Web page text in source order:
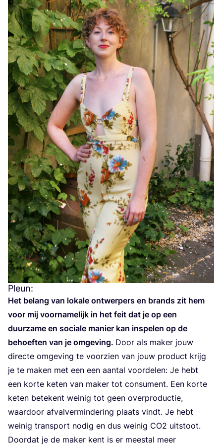
Pleun:
Het belang van loka­le ont­wer­pers en brands zit hem
voor mij voor­na­me­lijk in het feit dat je op een
duur­za­me en soci­a­le manier kan inspe­len op de
behoef­ten van je omge­ving. Door als maker jouw
direc­te omge­ving te voor­zien van jouw pro­duct krijg
je te maken met een een aan­tal voor­de­len: Je hebt
een kor­te keten van maker tot con­su­ment. Een kor­te
keten bete­kent wei­nig tot geen over­pro­duc­tie,
waar­door afval­ver­min­de­ring plaats vindt. Je hebt
wei­nig trans­port nodig en dus wei­nig CO2 uit­stoot.
Door­dat je de maker kent is er meest­al meer